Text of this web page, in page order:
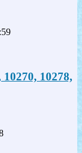
10278,